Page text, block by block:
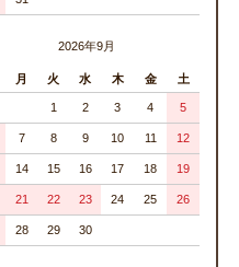
2026年9月
月 火 水 木 金 土
1 2 3 4 5
7 8 9 10 11 12
14 15 16 17 18 19
21 22 23 24 25 26
28 29 30